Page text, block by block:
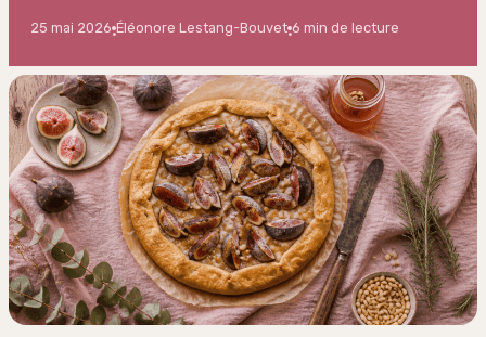
25 mai 2026·Éléonore Lestang-Bouvet·6 min de lecture